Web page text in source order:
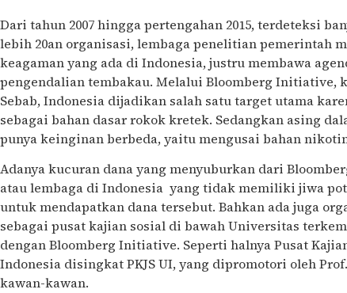
Dari tahun 2007 hingga pertengahan 2015, terdeteksi
lebih 20an organisasi, lembaga penelitian pemerintah
keagaman yang ada di Indonesia, justru membawa
pengendalian tembakau. Melalui Bloomberg Initiative,
Sebab, Indonesia dijadikan salah satu target utama
sebagai bahan dasar rokok kretek. Sedangkan asing
punya keinginan berbeda, yaitu mengusai bahan
Adanya kucuran dana yang menyuburkan dari
atau lembaga di Indonesia yang tidak memiliki jiwa
untuk mendapatkan dana tersebut. Bahkan ada juga
sebagai pusat kajian sosial di bawah Universitas
dengan Bloomberg Initiative. Seperti halnya Pusat
Indonesia disingkat PKJS UI, yang dipromotori oleh
kawan-kawan.